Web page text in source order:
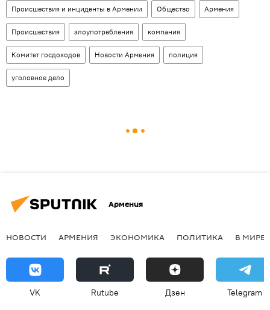
Происшествия и инциденты в Армении Общество Армения
Происшествия злоупотребления компания
Комитет госдоходов Новости Армения полиция
уголовное дело
Армения
НОВОСТИ АРМЕНИЯ ЭКОНОМИКА ПОЛИТИКА В МИРЕ
VK Rutube Дзен Telegram